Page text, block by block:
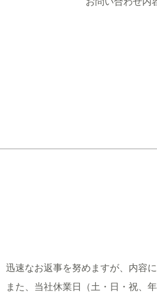
迅速なお返事を努めますが、内容
また、当社休業日（土・日・祝、